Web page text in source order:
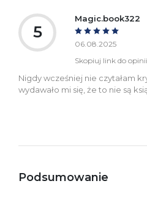
5
Magic.book322
06.08.2025
Skopiuj link do opinii
Nigdy wcześniej nie czytałam
wydawało mi się, że to nie są
Podsumowanie